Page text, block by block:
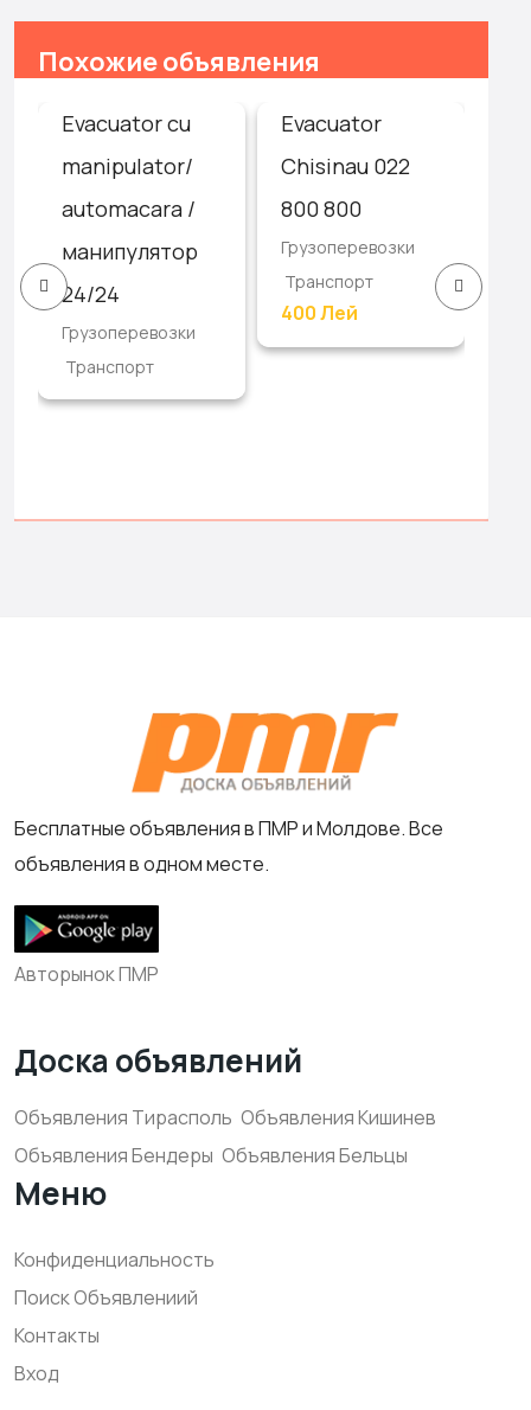
Похожие объявления
Evacuator cu
manipulator/
automacara /
манипулятор
24/24
Грузоперевозки
Транспорт
Evacuator
Chisinau 022
800 800
Грузоперевозки
Транспорт
400 Лей
Бесплатные объявления в ПМР и Молдове. Все
объявления в одном месте.
Авторынок ПМР
Доска объявлений
Объявления Тирасполь Объявления Кишинев
Объявления Бендеры Объявления Бельцы
Меню
Конфиденциальность
Поиск Объявлениий
Контакты
Вход